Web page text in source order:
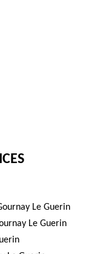
Le Guerin
Le Guerin